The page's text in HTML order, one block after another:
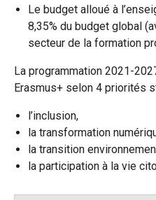
Le budget alloué à
8,35% du budget global
secteur de la formation
La programmation 2021-
Erasmus+ selon 4 priorités
l’inclusion,
la transformation
la transition
la participation à la vie